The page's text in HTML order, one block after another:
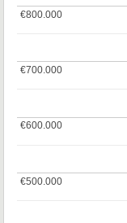
€500.000
€500.000
€600.000
€600.000
€700.000
€700.000
€800.000
€800.000